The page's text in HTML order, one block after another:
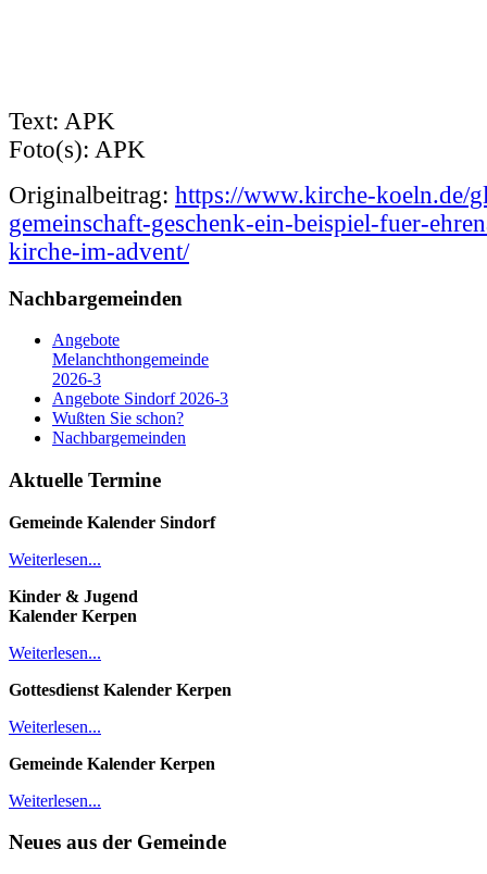
Text: APK
Foto(s): APK
Originalbeitrag: https://www.kirche-koeln.de/
gemeinschaft-geschenk-ein-beispiel-fuer-
kirche-im-advent/
Nachbargemeinden
Angebote
Melanchthongemeinde
2026-3
Angebote Sindorf 2026-3
Wußten Sie schon?
Nachbargemeinden
Aktuelle Termine
Gemeinde Kalender Sindorf
Weiterlesen...
Kinder & Jugend
Kalender Kerpen
Weiterlesen...
Gottesdienst Kalender Kerpen
Weiterlesen...
Gemeinde Kalender Kerpen
Weiterlesen...
Neues aus der Gemeinde